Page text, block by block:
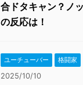
合ドタキャン？ノ
の反応は！
ユーチューバー 格闘家
2025/10/10